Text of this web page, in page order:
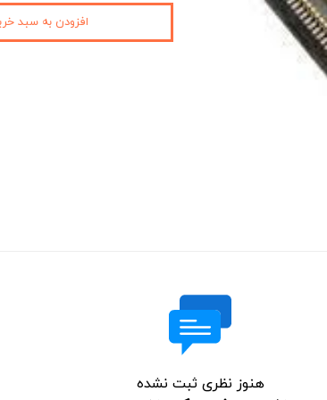
افزودن به سبد
هنوز نظری ثبت نشده